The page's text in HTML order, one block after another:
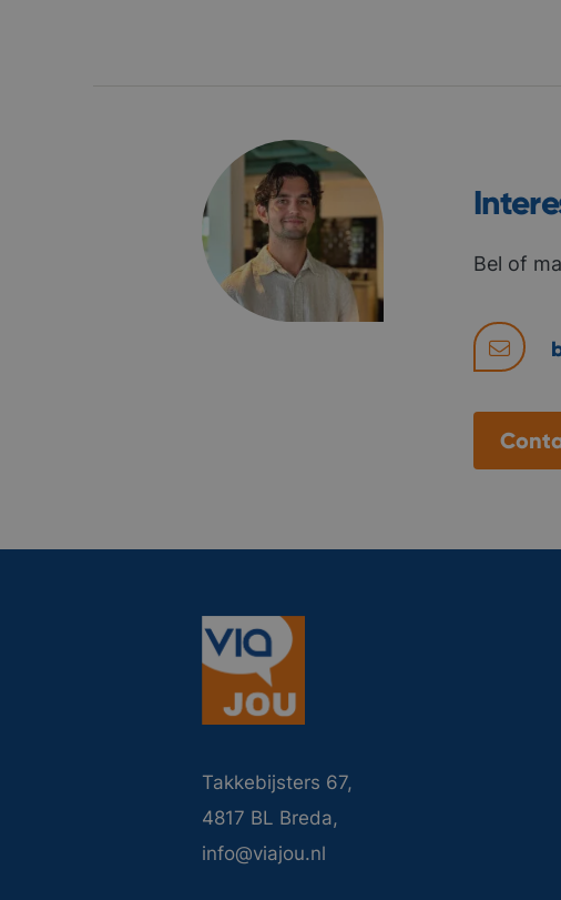
Bel of
Takkebijsters 67,
4817 BL Breda,
info@viajou.nl